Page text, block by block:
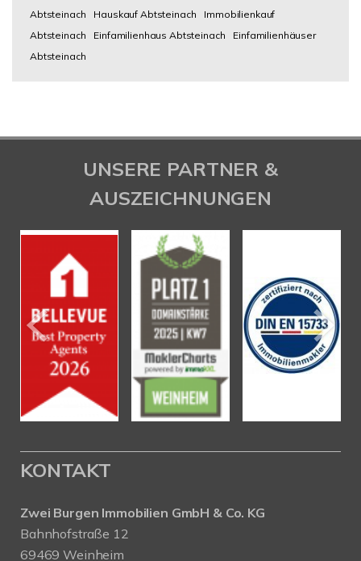
Abtsteinach
Hauskauf Abtsteinach
Immobilienkauf
Abtsteinach
Einfamilienhaus Abtsteinach
Einfamilienhäuser
Abtsteinach
UNSERE PARTNER &
AUSZEICHNUNGEN
KONTAKT
Zwei Burgen Immobilien GmbH & Co. KG
Bahnhofstraße 12
69469 Weinheim